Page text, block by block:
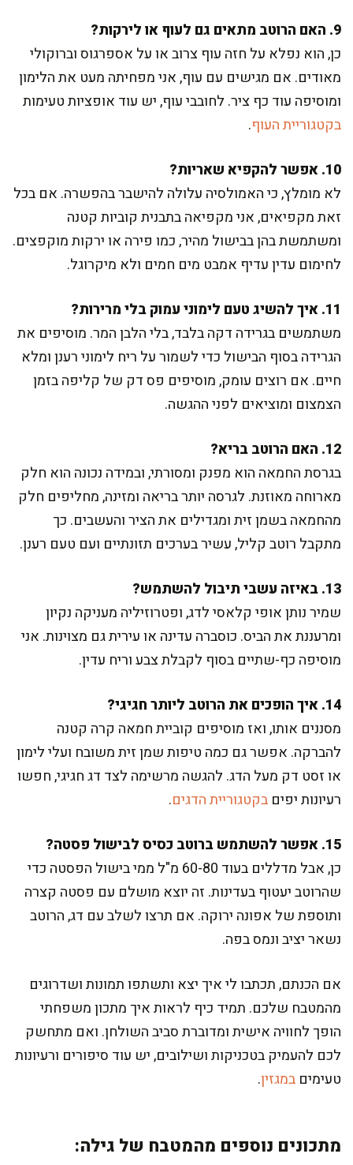
9. האם הרוטב מתאים גם לעוף או לירקות?
כן, הוא נפלא על חזה עוף צרוב או על אספרגוס וברוקולי
מאודים. אם מגישים עם עוף, אני מפחיתה מעט את הלימון
ומוסיפה עוד כף ציר. לחובבי עוף, יש עוד אופציות טעימות
בקטגוריית העוף.
10. אפשר להקפיא שאריות?
לא מומלץ, כי האמולסיה עלולה להישבר בהפשרה. אם בכל
זאת מקפיאים, אני מקפיאה בתבנית קוביות קטנה
ומשתמשת בהן בבישול מהיר, כמו פירה או ירקות מוקפצים.
לחימום עדין עדיף אמבט מים חמים ולא מיקרוגל.
11. איך להשיג טעם לימוני עמוק בלי מרירות?
משתמשים בגרידה דקה בלבד, בלי הלבן המר. מוסיפים את
הגרידה בסוף הבישול כדי לשמור על ריח לימוני רענן ומלא
חיים. אם רוצים עומק, מוסיפים פס דק של קליפה בזמן
הצמצום ומוציאים לפני ההגשה.
12. האם הרוטב בריא?
בגרסת החמאה הוא מפנק ומסורתי, ובמידה נכונה הוא חלק
מארוחה מאוזנת. לגרסה יותר בריאה ומזינה, מחליפים חלק
מהחמאה בשמן זית ומגדילים את הציר והעשבים. כך
מתקבל רוטב קליל, עשיר בערכים תזונתיים ועם טעם רענן.
13. באיזה עשבי תיבול להשתמש?
שמיר נותן אופי קלאסי לדג, ופטרוזיליה מעניקה נקיון
ומרעננת את הביס. כוסברה עדינה או עירית גם מצוינות. אני
מוסיפה כף-שתיים בסוף לקבלת צבע וריח עדין.
14. איך הופכים את הרוטב ליותר חגיגי?
מסננים אותו, ואז מוסיפים קוביית חמאה קרה קטנה
להברקה. אפשר גם כמה טיפות שמן זית משובח ועלי לימון
או זסט דק מעל הדג. להגשה מרשימה לצד דג חגיגי, חפשו
רעיונות יפים בקטגוריית הדגים.
15. אפשר להשתמש ברוטב כסיס לבישול פסטה?
כן, אבל מדללים בעוד 60-80 מ"ל ממי בישול הפסטה כדי
שהרוטב יעטוף בעדינות. זה יוצא מושלם עם פסטה קצרה
ותוספת של אפונה ירוקה. אם תרצו לשלב עם דג, הרוטב
נשאר יציב ונמס בפה.
אם הכנתם, תכתבו לי איך יצא ותשתפו תמונות ושדרוגים
מהמטבח שלכם. תמיד כיף לראות איך מתכון משפחתי
הופך לחוויה אישית ומדוברת סביב השולחן. ואם מתחשק
לכם להעמיק בטכניקות ושילובים, יש עוד סיפורים ורעיונות
טעימים במגזין.
מתכונים נוספים מהמטבח של גילה: